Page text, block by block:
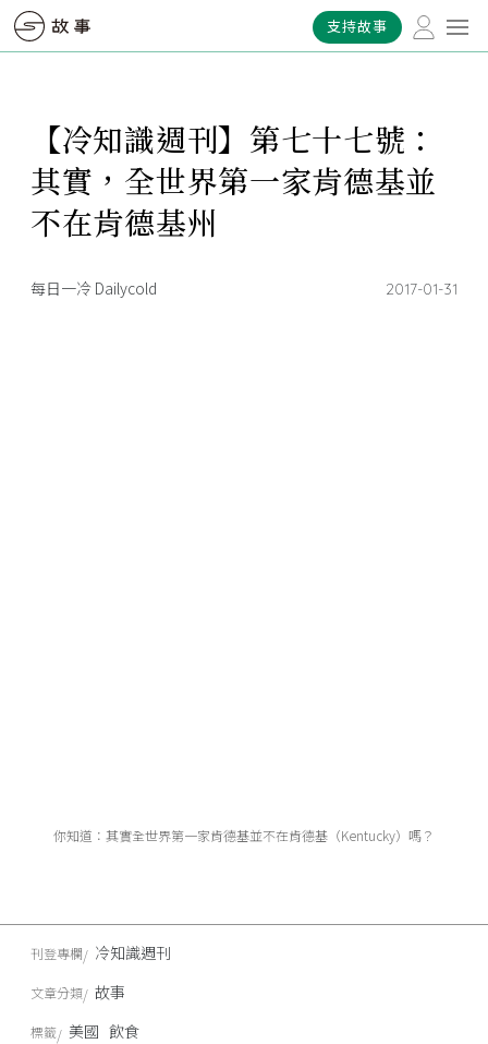
支持故事
【冷知識週刊】第七十七號：
其實，全世界第一家肯德基並
不在肯德基州
每日一冷 Dailycold 2017-01-31
你知道：其實全世界第一家肯德基並不在肯德基（Kentucky）嗎？
刊登專欄 冷知識週刊
文章分類 故事
標籤 美國 飲食